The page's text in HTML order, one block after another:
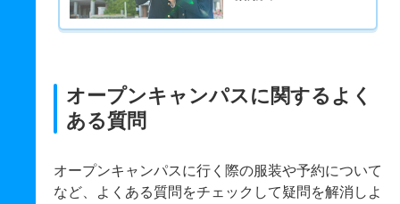
オープンキャンパスに関するよく
ある質問
オープンキャンパスに行く際の服装や予約について
など、よくある質問をチェックして疑問を解消しよ